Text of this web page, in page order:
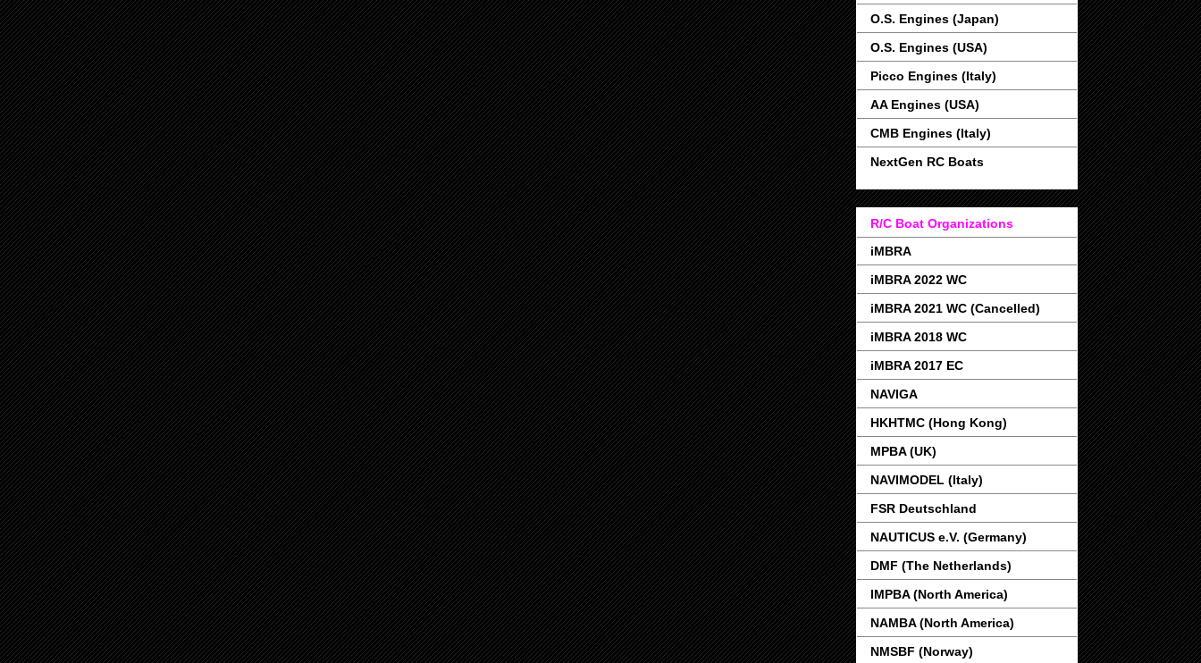
O.S. Engines (Japan)
O.S. Engines (USA)
Picco Engines (Italy)
AA Engines (USA)
CMB Engines (Italy)
NextGen RC Boats
R/C Boat Organizations
iMBRA
iMBRA 2022 WC
iMBRA 2021 WC (Cancelled)
iMBRA 2018 WC
iMBRA 2017 EC
NAVIGA
HKHTMC (Hong Kong)
MPBA (UK)
NAVIMODEL (Italy)
FSR Deutschland
NAUTICUS e.V. (Germany)
DMF (The Netherlands)
IMPBA (North America)
NAMBA (North America)
NMSBF (Norway)